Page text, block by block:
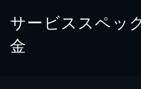
サービススペッ
金